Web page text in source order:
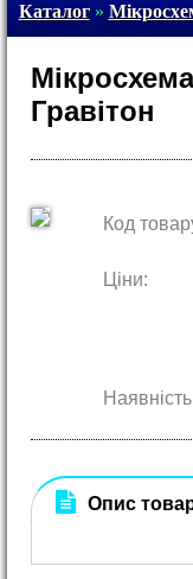
Каталог»
Гравітон
Код
Ціни:
Опис